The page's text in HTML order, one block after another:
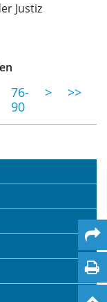
Justiz
Seite)
76-
90
> >>